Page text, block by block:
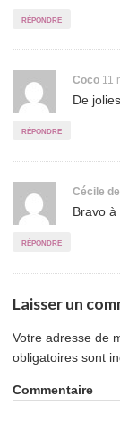
répondre
Coco 11
De
répondre
Cécile
Bravo à
répondre
Laisser un
Votre adresse de
obligatoires sont
Commentaire